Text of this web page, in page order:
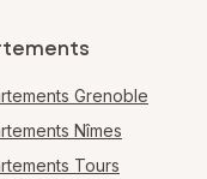
Grenoble
Nîmes
Tours